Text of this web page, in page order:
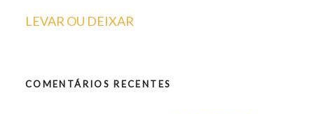
LEVAR OU DEIXAR
COMENTÁRIOS RECENTES